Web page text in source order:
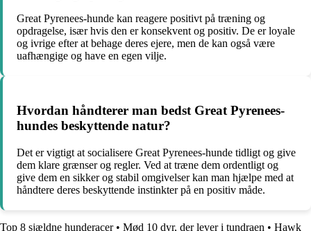
Great Pyrenees-hunde kan reagere positivt på træning og
opdragelse, især hvis den er konsekvent og positiv. De er loyale
og ivrige efter at behage deres ejere, men de kan også være
uafhængige og have en egen vilje.
Hvordan håndterer man bedst Great Pyrenees-
hundes beskyttende natur?
Det er vigtigt at socialisere Great Pyrenees-hunde tidligt og give
dem klare grænser og regler. Ved at træne dem ordentligt og
give dem en sikker og stabil omgivelser kan man hjælpe med at
håndtere deres beskyttende instinkter på en positiv måde.
Top 8 sjældne hunderacer• Mød 10 dyr, der lever i tundraen • Hawk